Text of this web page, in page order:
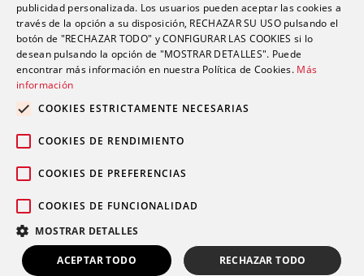
Consentimiento informado
Paciente internacional
Investigación
Actualidad
Fondos públicos
Contacto
© 2026 Grupo sanitario Ribera Aviso legal |Política de
publicidad personalizada. Los usuarios pueden aceptar las cookies a
través de la opción a su disposición, RECHAZAR SU USO pulsando el
botón de "RECHAZAR TODO" y CONFIGURAR LAS COOKIES si lo
desean pulsando la opción de "MOSTRAR DETALLES". Puede
encontrar más información en nuestra Política de Cookies. Más
información
COOKIES ESTRICTAMENTE NECESARIAS
COOKIES DE RENDIMIENTO
COOKIES DE PREFERENCIAS
COOKIES DE FUNCIONALIDAD
MOSTRAR DETALLES
ACEPTAR TODO RECHAZAR TODO